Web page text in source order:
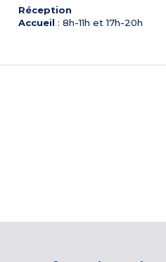
Réception
Accueil : 8h-11h et 17h-20h